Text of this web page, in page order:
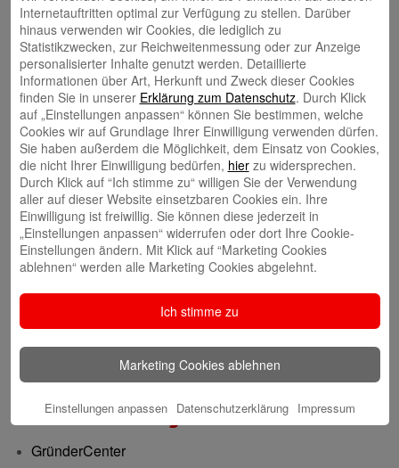
Rahel Neufeld
Natalia Tietz
Ausbildung & Karriere
Berufsausbildung
Berufsorientierung & Praktikum
Filialen und Geldautomaten
Internet-Filiale und Online-Banking
Video-Beratung in der Internet-Filiale
Gründerberatung
GründerCenter
Internetauftritten optimal zur Verfügung zu stellen. Darüber
hinaus verwenden wir Cookies, die lediglich zu
Statistikzwecken, zur Reichweitenmessung oder zur Anzeige
personalisierter Inhalte genutzt werden. Detaillierte
Informationen über Art, Herkunft und Zweck dieser Cookies
finden Sie in unserer Erklärung zum Datenschutz. Durch Klick
auf „Einstellungen anpassen“ können Sie bestimmen, welche
Cookies wir auf Grundlage Ihrer Einwilligung verwenden dürfen.
Sie haben außerdem die Möglichkeit, dem Einsatz von Cookies,
die nicht Ihrer Einwilligung bedürfen, hierzu widersprechen.
Durch Klick auf “Ich stimme zu“ willigen Sie der Verwendung
aller auf dieser Website einsetzbaren Cookies ein. Ihre
Einwilligung ist freiwillig. Sie können diese jederzeit in
„Einstellungen anpassen“ widerrufen oder dort Ihre Cookie-
Einstellungen ändern. Mit Klick auf “Marketing Cookies
ablehnen“ werden alle Marketing Cookies abgelehnt.
Ich stimme zu
Marketing Cookies ablehnen
Einstellungen anpassen Datenschutzerklärung Impressum